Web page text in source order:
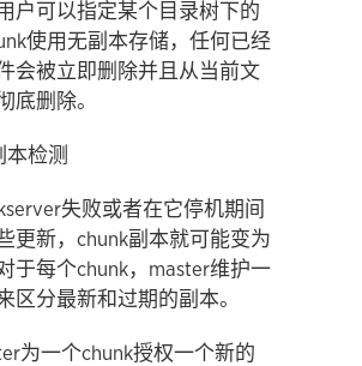
户可以指定某个目录树下的
使用无副本存储，任何已经
会被立即删除并且从当前文
底删除。
本检测
失败或者在它停机期间
更新，chunk副本就可能变为
于每个chunk，master维护一
区分最新和过期的副本。
为一个chunk授权一个新的